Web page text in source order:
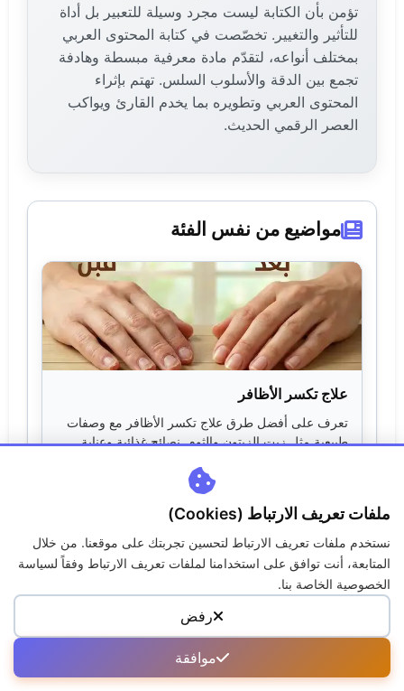
تؤمن بأن الكتابة ليست مجرد وسيلة للتعبير بل أداة
للتأثير والتغيير. تخصّصت في كتابة المحتوى العربي
بمختلف أنواعه، لتقدّم مادة معرفية مبسطة وهادفة
تجمع بين الدقة والأسلوب السلس. تهتم بإثراء
المحتوى العربي وتطويره بما يخدم القارئ ويواكب
العصر الرقمي الحديث.
مواضيع من نفس الفئة
علاج تكسر الأظافر
تعرف على أفضل طرق علاج تكسر الأظافر مع وصفات
طبيعية مثل زيت الزيتون والثوم. نصائح غذائية وعناية
ملفات تعريف الارتباط (Cookies)
نستخدم ملفات تعريف الارتباط لتحسين تجربتك على موقعنا. من خلال
المتابعة، أنت توافق على استخدامنا لملفات تعريف الارتباط وفقاً لسياسة
الخصوصية الخاصة بنا.
رفض
موافقة